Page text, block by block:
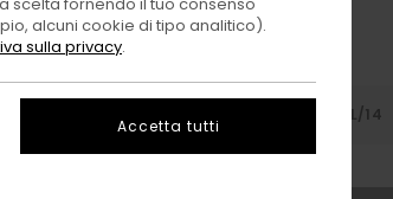
L/14
alcuni cookie di tipo analitico).
sulla privacy.
Accetta tutti